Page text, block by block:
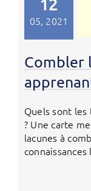
05, 2021
Combler
Quels sont les
? Une carte
lacunes à